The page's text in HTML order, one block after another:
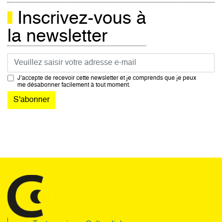
Inscrivez-vous à
la newsletter
Courriel
J’accepte de recevoir cette newsletter et je comprends que je peux
me désabonner facilement à tout moment.